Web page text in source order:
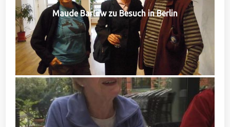
Maude Barlow zu Besuch in Berlin